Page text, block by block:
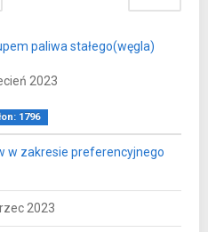
paliwa stałego(węgla)
2023
1796
w zakresie preferencyjnego
2023